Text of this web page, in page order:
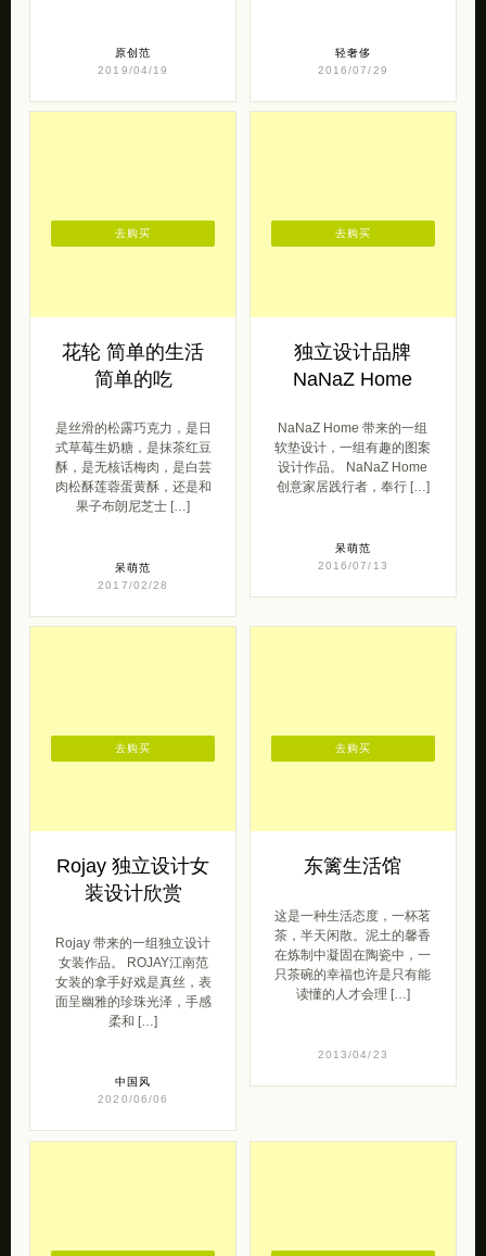
原创范
2019/04/19
轻奢侈
2016/07/29
花轮 简单的生活
简单的吃
是丝滑的松露巧克力，是日
式草莓生奶糖，是抹茶红豆
酥，是无核话梅肉，是白芸
肉松酥莲蓉蛋黄酥，还是和
果子布朗尼芝士 […]
呆萌范
2017/02/28
去购买
独立设计品牌
NaNaZ Home
NaNaZ Home 带来的一组
软垫设计，一组有趣的图案
设计作品。 NaNaZ Home
创意家居践行者，奉行 […]
呆萌范
2016/07/13
去购买
Rojay 独立设计女
装设计欣赏
Rojay 带来的一组独立设计
女装作品。 ROJAY江南范
女装的拿手好戏是真丝，表
面呈幽雅的珍珠光泽，手感
柔和 […]
中国风
2020/06/06
去购买
东篱生活馆
这是一种生活态度，一杯茗
茶，半天闲散。泥土的馨香
在炼制中凝固在陶瓷中，一
只茶碗的幸福也许是只有能
读懂的人才会理 […]
2013/04/23
去购买